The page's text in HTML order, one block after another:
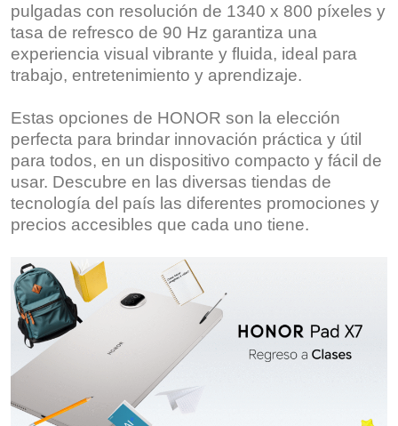
pulgadas con resolución de 1340 x 800 píxeles y
tasa de refresco de 90 Hz garantiza una
experiencia visual vibrante y fluida, ideal para
trabajo, entretenimiento y aprendizaje.
Estas opciones de HONOR son la elección
perfecta para brindar innovación práctica y útil
para todos, en un dispositivo compacto y fácil de
usar. Descubre en las diversas tiendas de
tecnología del país las diferentes promociones y
precios accesibles que cada uno tiene.